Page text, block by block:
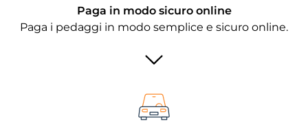
Paga in modo sicuro online
Paga i pedaggi in modo semplice e sicuro online.